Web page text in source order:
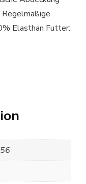
Elasthan Futter: